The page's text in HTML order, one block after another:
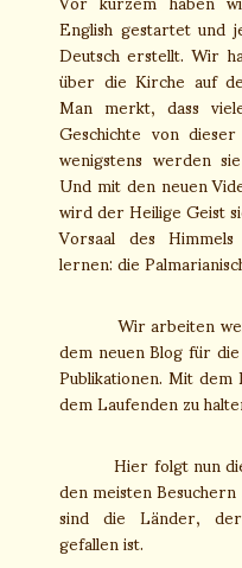
English gestartet und
Deutsch erstellt. Wir
über die Kirche auf
Man merkt, dass
Geschichte von
wenigstens werden
Und mit den neuen
wird der Heilige Geist
Vorsaal des
lernen: die
Wir arbeiten
dem neuen Blog für
Publikationen. Mit
dem Laufenden zu
Hier folgt nun
den meisten
sind die Länder,
gefallen ist.